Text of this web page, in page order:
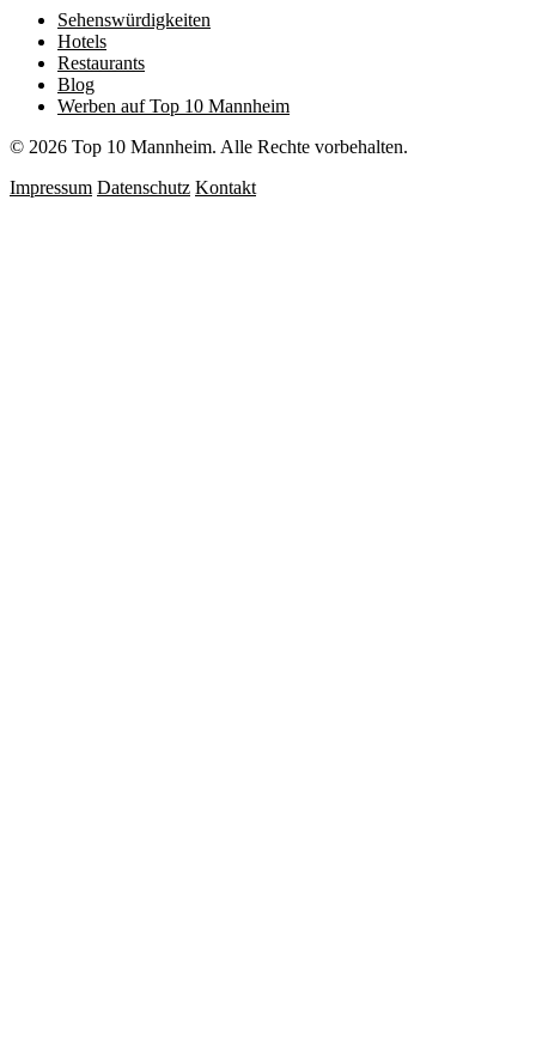
Sehenswürdigkeiten
Hotels
Restaurants
Blog
Werben auf Top 10 Mannheim
© 2026 Top 10 Mannheim. Alle Rechte vorbehalten.
Impressum Datenschutz Kontakt